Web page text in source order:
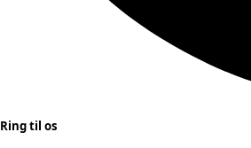
Ring til os